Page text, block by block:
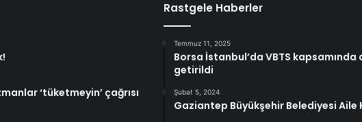
‘tüketmeyin’ çağrısı
Rastgele Haberler
Temmuz 11, 2025
Borsa İstanbul’da VBTS
getirildi
Şubat 5, 2024
Gaziantep Büyükşehir Belediyesi Aile